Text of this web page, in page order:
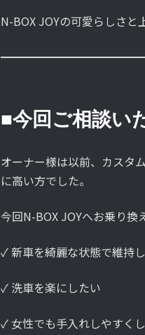
N-BOX JOYの可愛らしさと
■今回ご相談い
オーナー様は以前、カスタ
に高い方でした。
今回N-BOX JOYへお乗り換
✓ 新車を綺麗な状態で維持
✓ 洗車を楽にしたい
✓ 女性でも手入れしやすく